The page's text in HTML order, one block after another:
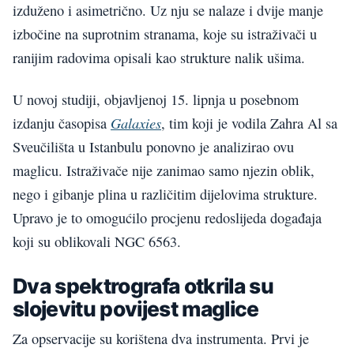
izduženo i asimetrično. Uz nju se nalaze i dvije manje
izbočine na suprotnim stranama, koje su istraživači u
ranijim radovima opisali kao strukture nalik ušima.
U novoj studiji, objavljenoj 15. lipnja u posebnom
izdanju časopisa Galaxies, tim koji je vodila Zahra Al sa
Sveučilišta u Istanbulu ponovno je analizirao ovu
maglicu. Istraživače nije zanimao samo njezin oblik,
nego i gibanje plina u različitim dijelovima strukture.
Upravo je to omogućilo procjenu redoslijeda događaja
koji su oblikovali NGC 6563.
Dva spektrografa otkrila su
slojevitu povijest maglice
Za opservacije su korištena dva instrumenta. Prvi je